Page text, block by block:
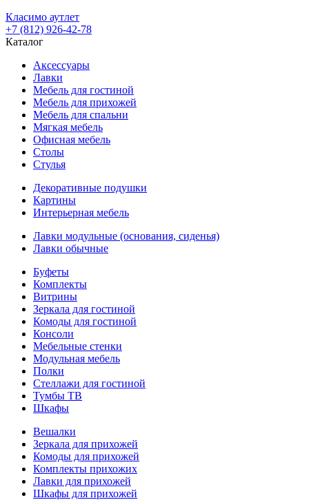
Класимо аутлет
+7 (812) 926-42-78
Каталог
Аксессуары
Лавки
Мебель для гостиной
Мебель для прихожей
Мебель для спальни
Мягкая мебель
Офисная мебель
Столы
Стулья
Декоративные подушки
Картины
Интерьерная мебель
Лавки модульные (основания, сиденья)
Лавки обычные
Буфеты
Комплекты
Витрины
Зеркала для гостиной
Комоды для гостиной
Консоли
Мебельные стенки
Модульная мебель
Полки
Стеллажи для гостиной
Тумбы ТВ
Шкафы
Вешалки
Зеркала для прихожей
Комоды для прихожей
Комплекты прихожих
Лавки для прихожей
Шкафы для прихожей